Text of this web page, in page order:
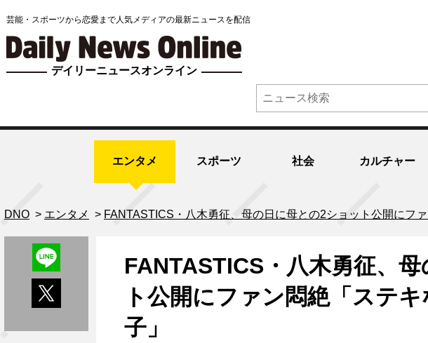
芸能・スポーツから恋愛まで人気メディアの最新ニュースを配信
デイリーニュースオンライン
エンタメ スポーツ 社会 カルチャー
DNO > エンタメ > FANTASTICS・八木勇征、母の日に母との2ショット公開にフ
FANTASTICS・八木勇征、
ト公開にファン悶絶「ステ
子」